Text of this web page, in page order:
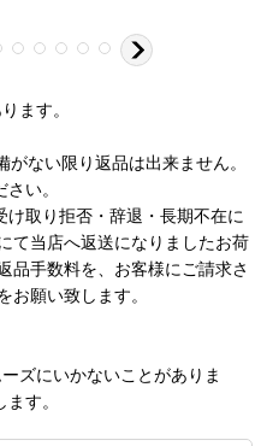
ます。
がない限り返品は出来ません。
い。
取り拒否・辞退・長期不在に
て当店へ返送になりましたお荷
品手数料を、お客様にご請求さ
お願い致します。
ズにいかないことがありま
す。